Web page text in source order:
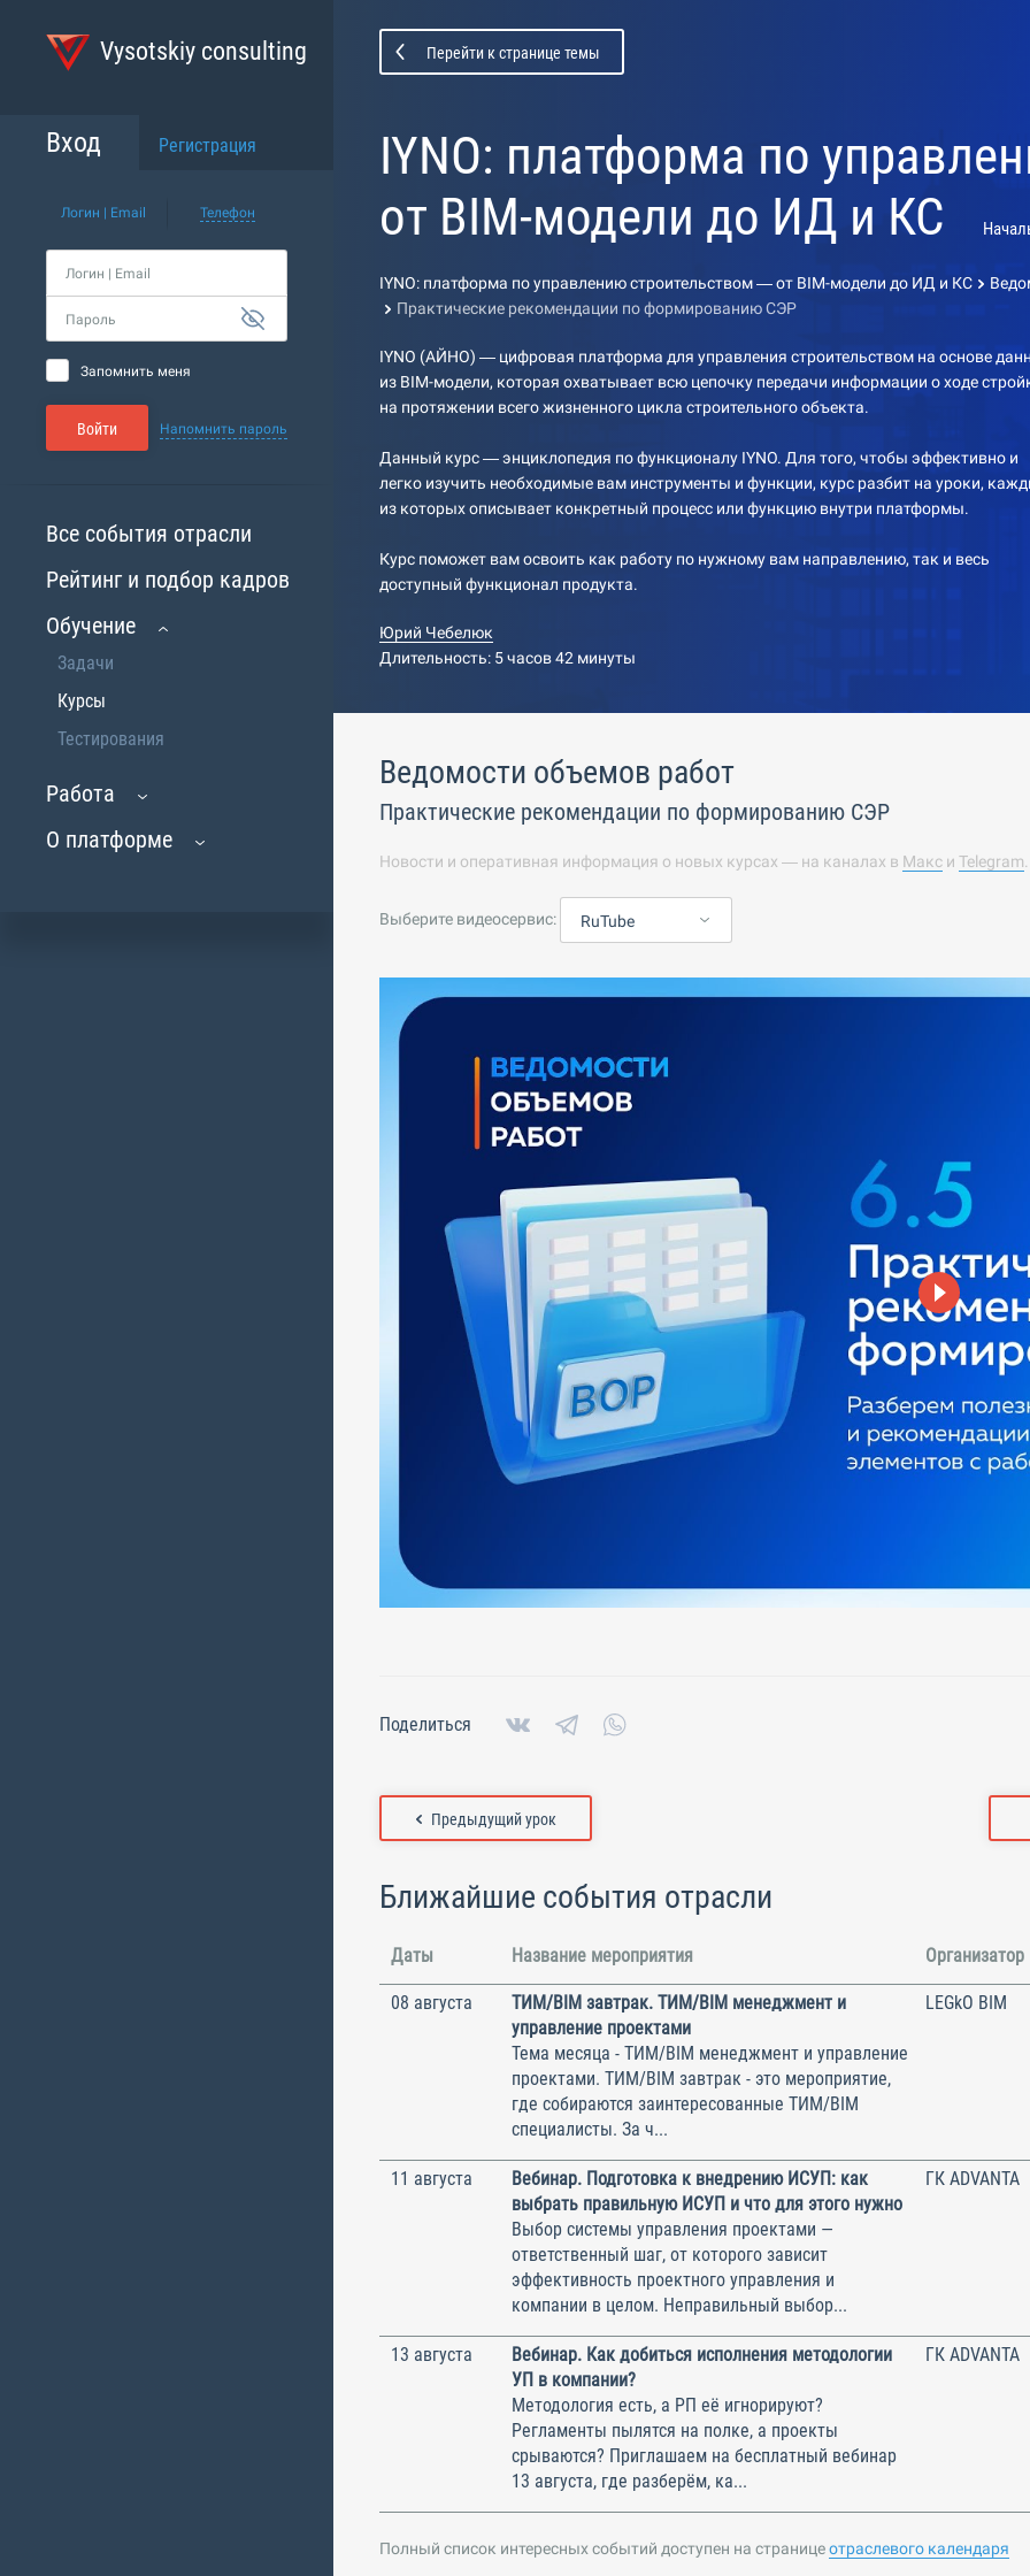
Vysotskiy consulting
Вход Регистрация
Логин | Email Телефон
Логин | Email
Пароль
Запомнить меня
Войти Напомнить пароль
Все события отрасли
Рейтинг и подбор кадров
Обучение
Задачи
Курсы
Тестирования
Работа
О платформе
Перейти к странице темы
IYNO: платформа по
от BIM-модели до ИД и КС
IYNO: платформа по управлению строительством — от BIM-модели до ИД и КС
Практические рекомендации по формированию СЭР
IYNO (АЙНО) — цифровая платформа для управления строительством на основе
из BIM-модели, которая охватывает всю цепочку передачи информации о ходе
на протяжении всего жизненного цикла строительного объекта.
Данный курс — энциклопедия по функционалу IYNO. Для того, чтобы эффективно и
легко изучить необходимые вам инструменты и функции, курс разбит на уроки,
из которых описывает конкретный процесс или функцию внутри платформы.
Курс поможет вам освоить как работу по нужному вам направлению, так и весь
доступный функционал продукта.
Юрий Чебелюк
Длительность: 5 часов 42 минуты
Ведомости объемов работ
Практические рекомендации по формированию СЭР
Новости и оперативная информация о новых курсах — на каналах в Макс и Telegram
Выберите видеосервис: RuTube
Поделиться
Предыдущий урок
Ближайшие события отрасли
Даты Название мероприятия Организатор
08 августа
ТИМ/BIM завтрак. ТИМ/BIM менеджмент и
управление проектами
Тема месяца - ТИМ/BIM менеджмент и управление
проектами. ТИМ/BIM завтрак - это мероприятие,
где собираются заинтересованные ТИМ/BIM
специалисты. За ч...
LEGkO BIM
11 августа
Вебинар. Подготовка к внедрению ИСУП: как
выбрать правильную ИСУП и что для этого нужно
Выбор системы управления проектами —
ответственный шаг, от которого зависит
эффективность проектного управления и
компании в целом. Неправильный выбор...
ГК ADVANTA
13 августа
Вебинар. Как добиться исполнения методологии
УП в компании?
Методология есть, а РП её игнорируют?
Регламенты пылятся на полке, а проекты
срываются? Приглашаем на бесплатный вебинар
13 августа, где разберём, ка...
ГК ADVANTA
Полный список интересных событий доступен на страницеотраслевого календаря